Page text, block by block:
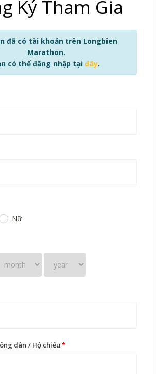
Ký Tham Gia
đã có tài khoản trên Longbien
Marathon.
có thể đăng nhập tại đây.
Nữ
dân / Hộ chiếu *